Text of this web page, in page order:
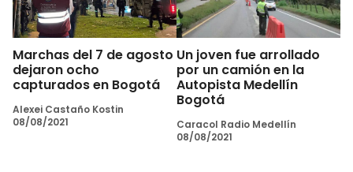
Marchas del 7 de agosto
dejaron ocho
capturados en Bogotá
Alexei Castaño Kostin
08/08/2021
Un joven fue arrollado
por un camión en la
Autopista Medellín
Bogotá
Caracol Radio Medellín
08/08/2021